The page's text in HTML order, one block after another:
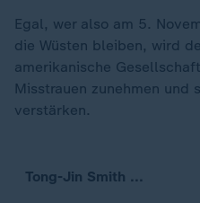
Egal, wer also am 5.
die Wüsten bleiben, wird
amerikanische
Misstrauen zunehmen und
verstärken.
Tong-Jin Smith ...